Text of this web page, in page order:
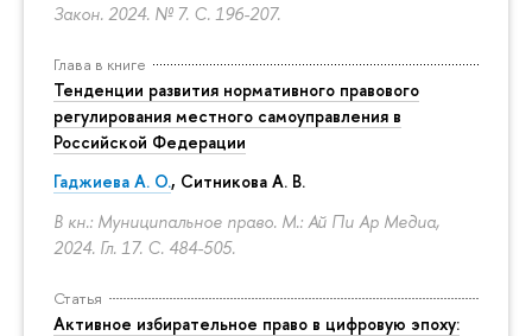
Закон. 2024. № 7. С. 196-207.
Глава в книге
Тенденции развития нормативного правового
регулирования местного самоуправления в
Российской Федерации
Гаджиева А. О., Ситникова А. В.
В кн.: Муниципальное право. М.: Ай Пи Ар Медиа,
2024. Гл. 17. С. 484-505.
Статья
Активное избирательное право в цифровую эпоху: